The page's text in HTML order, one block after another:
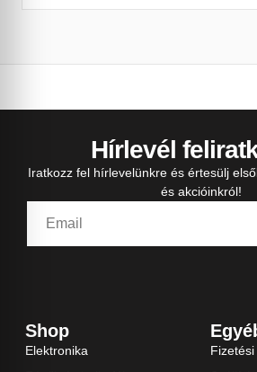
Hírlevél
Iratkozz fel hírlevelünkre és értesülj
és akcióinkról!
Shop
Elektronika